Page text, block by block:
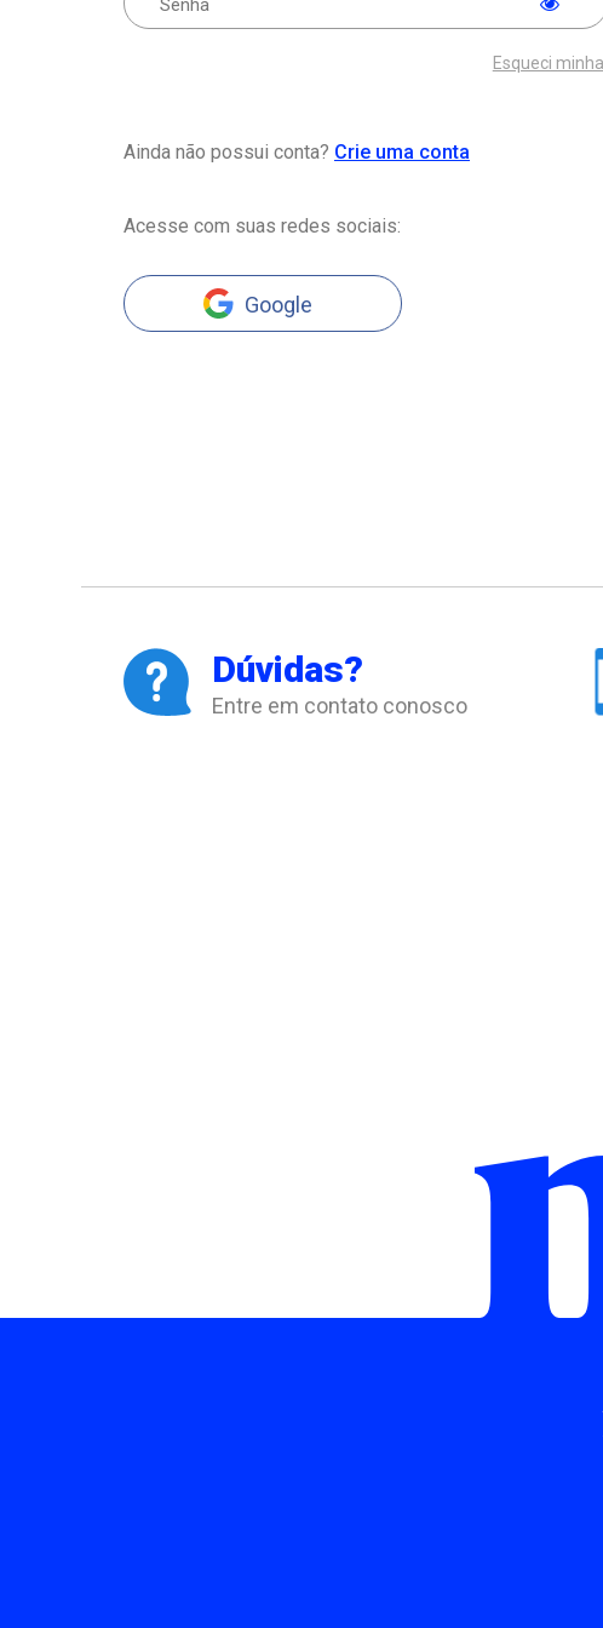
Esqueci
Ainda não possui conta? Crie uma conta
Acesse com suas redes sociais:
Google
Dúvidas?
Entre em contato conosco